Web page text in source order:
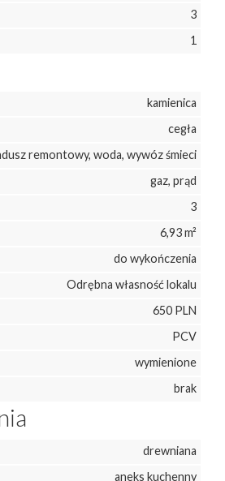
3
1
kamienica
cegła
remontowy, woda, wywóz śmieci
gaz, prąd
3
6,93 m²
do wykończenia
Odrębna własność lokalu
650 PLN
PCV
wymienione
brak
drewniana
aneks kuchenny